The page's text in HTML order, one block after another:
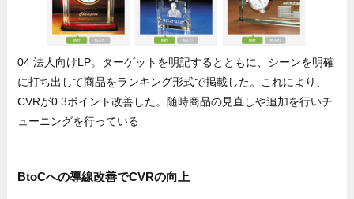
04 法人向けLP。ターゲットを明記するとともに、シーンを明確
に打ち出して商品をランキング形式で掲載した。これにより、
CVRが0.3ポイント改善した。随時商品の見直しや追加を行いチ
ューニングを行っている
BtoCへの導線改善でCVRの向上